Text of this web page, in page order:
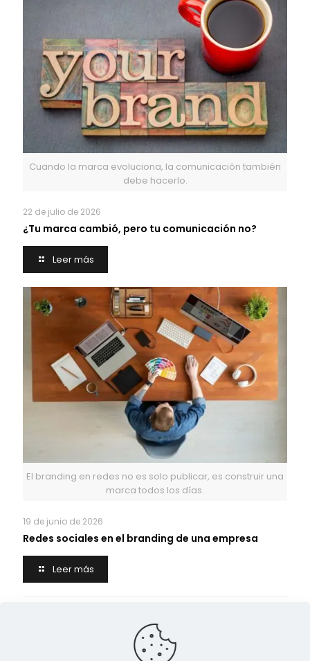
Cuando la marca evoluciona, la comunicación también
debe hacerlo.
22 de julio de 2026
¿Tu marca cambió, pero tu comunicación no?
Leer más
El branding en redes no es solo publicar, es construir una
marca todos los días.
19 de junio de 2026
Redes sociales en el branding de una empresa
Leer más
Deja una respuesta
conectadopara publicar un